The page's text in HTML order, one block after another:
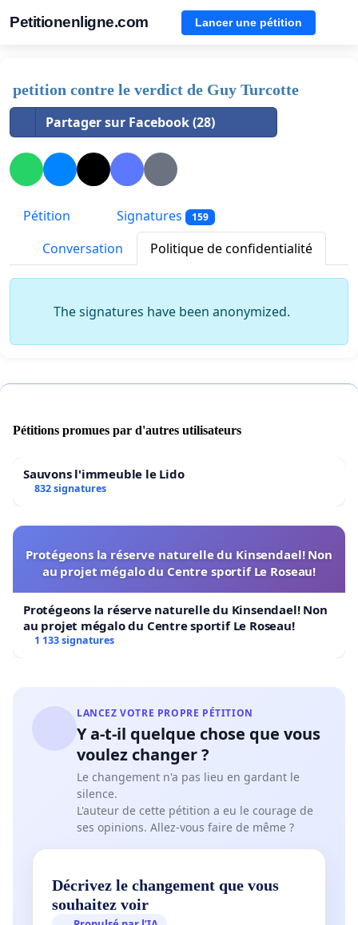
Petitionenligne.com Lancer une pétition
petition contre le verdict de Guy Turcotte
Partager sur Facebook (28)
Pétition Signatures 159
Conversation Politique de confidentialité
The signatures have been anonymized.
Pétitions promues par d'autres utilisateurs
Sauvons l'immeuble le Lido
832 signatures
Protégeons la réserve naturelle du Kinsendael! Non
au projet mégalo du Centre sportif Le Roseau!
Protégeons la réserve naturelle du Kinsendael! Non
au projet mégalo du Centre sportif Le Roseau!
1 133 signatures
LANCEZ VOTRE PROPRE PÉTITION
Y a-t-il quelque chose que vous
voulez changer ?
Le changement n'a pas lieu en gardant le
silence.
L'auteur de cette pétition a eu le courage de
ses opinions. Allez-vous faire de même ?
Décrivez le changement que vous
souhaitez voir